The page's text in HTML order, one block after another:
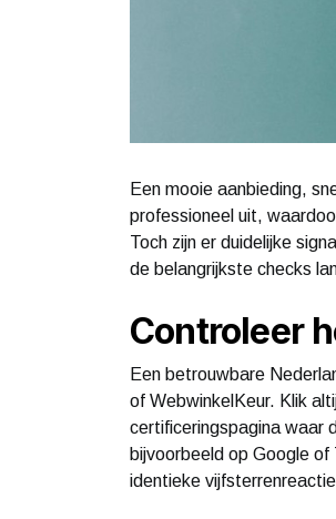
Een mooie aanbieding,
professioneel uit,
Toch zijn er duidelijke
de belangrijkste checks
Controleer
Een betrouwbare
of WebwinkelKeur. Klik
certificeringspagina waar
bijvoorbeeld op Google
identieke